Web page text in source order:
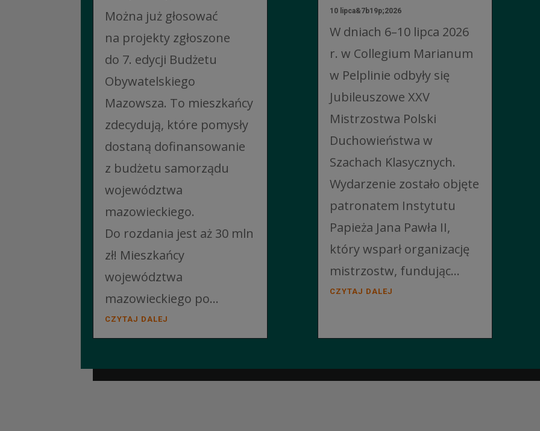
Można już głosować
na projekty zgłoszone
do 7. edycji Budżetu
Obywatelskiego
Mazowsza. To mieszkańcy
zdecydują, które pomysły
dostaną dofinansowanie
z budżetu samorządu
województwa
mazowieckiego.
Do rozdania jest aż 30 mln
zł! Mieszkańcy
województwa
mazowieckiego po...
CZYTAJ DALEJ
10 lipca&7b19p;2026
W dniach 6–10 lipca 2026
r. w Collegium Marianum
w Pelplinie odbyły się
Jubileuszowe XXV
Mistrzostwa Polski
Duchowieństwa w
Szachach Klasycznych.
Wydarzenie zostało objęte
patronatem Instytutu
Papieża Jana Pawła II,
który wsparł organizację
mistrzostw, fundując...
CZYTAJ DALEJ